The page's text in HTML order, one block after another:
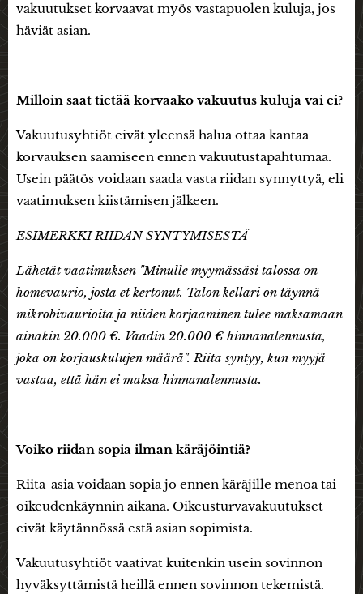
vakuutukset korvaavat myös vastapuolen kuluja, jos
häviät asian.
Milloin saat tietää korvaako vakuutus kuluja vai ei?
Vakuutusyhtiöt eivät yleensä halua ottaa kantaa
korvauksen saamiseen ennen vakuutustapahtumaa.
Usein päätös voidaan saada vasta riidan synnyttyä, eli
vaatimuksen kiistämisen jälkeen.
ESIMERKKI RIIDAN SYNTYMISESTÄ
Lähetät vaatimuksen "Minulle myymässäsi talossa on
homevaurio, josta et kertonut. Talon kellari on täynnä
mikrobivaurioita ja niiden korjaaminen tulee maksamaan
ainakin 20.000 €. Vaadin 20.000 € hinnanalennusta,
joka on korjauskulujen määrä". Riita syntyy, kun myyjä
vastaa, että hän ei maksa hinnanalennusta.
Voiko riidan sopia ilman käräjöintiä?
Riita-asia voidaan sopia jo ennen käräjille menoa tai
oikeudenkäynnin aikana. Oikeusturvavakuutukset
eivät käytännössä estä asian sopimista.
Vakuutusyhtiöt vaativat kuitenkin usein sovinnon
hyväksyttämistä heillä ennen sovinnon tekemistä.